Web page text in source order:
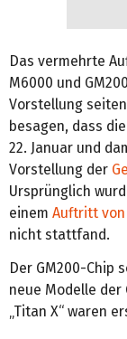
Das vermehrte
M6000 und
Vorstellung
besagen, dass
22. Januar und
Vorstellung der
Ursprünglich
einem Auftritt
nicht stattfand.
Der GM200-Chip
neue Modelle der
„Titan X“ waren